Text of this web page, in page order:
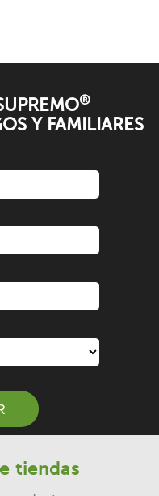
®
Y FAMILIARES
tiendas